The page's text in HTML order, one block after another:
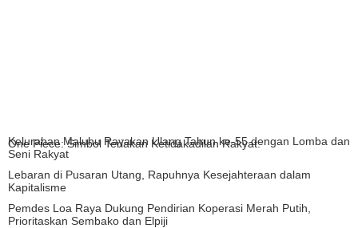
One Piece: Simbol Teriakan Ketidakadilan Rakyat.
Kelurahan Maluhu Rayakan Ulang Tahun ke-55 dengan Lomba dan
Seni Rakyat
Lebaran di Pusaran Utang, Rapuhnya Kesejahteraan dalam
Kapitalisme
Pemdes Loa Raya Dukung Pendirian Koperasi Merah Putih,
Prioritaskan Sembako dan Elpiji